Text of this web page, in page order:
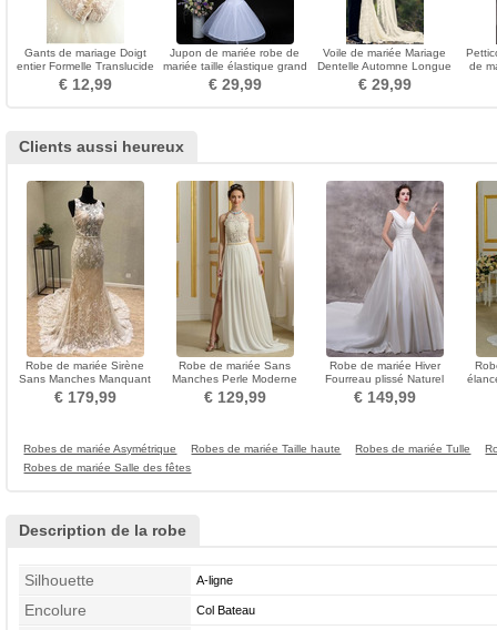
Gants de mariage Doigt
entier Formelle Translucide
Automne Longue
€ 12,99
Jupon de mariée robe de
mariée taille élastique grand
jupon queue de poisson
€ 29,99
Voile de mariée Mariage
Dentelle Automne Longue
Dentelle Longue
€ 29,99
de
Clients aussi heureux
Robe de mariée Sirène
Sans Manches Manquant
Longue Mode Haut Bas
€ 179,99
Robe de mariée Sans
Manches Perle Moderne
Couvert de Dentelle
€ 129,99
Robe de mariée Hiver
Fourreau plissé Naturel
taille Sans Manches
€ 149,99
Robes de mariée Asymétrique Robes de mariée Taille haute Robes de mariée Tulle
Robes de mariée Salle des fêtes
Description de la robe
Silhouette A-ligne
Encolure Col Bateau